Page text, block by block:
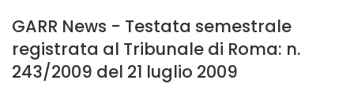
GARR News - Testata semestrale
registrata al Tribunale di Roma: n.
243/2009 del 21 luglio 2009